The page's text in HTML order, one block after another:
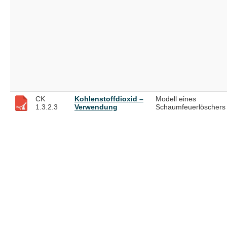
CK
1.3.2.3
Kohlenstoffdioxid –
Verwendung
Modell eines
Schaumfeuerlöschers